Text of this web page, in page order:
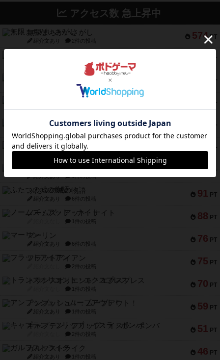
アクセス数 急上昇中
574 PT
無限まちがいさがし
紹介文あり 2件の投稿
PT
2件の投稿
PT
アンダー・ザ・テーブラー
1件の投稿
PT
紹介文あり 8件の投稿
PT
セミファイナル ～お前はまだ生きている～
PT
ワン・トゥ・ファイブ
91 PT
南北戦争
紹介文あり 1件の投稿
91 PT
ふたつの城の物語
紹介文あり 6件の投稿
88 PT
ノームズ・アット・ナイト
1件の投稿
76 PT
マーリン
紹介文あり 6件の投稿
75 PT
フラットアイアン
2件の投稿
70 PT
トランスオリエント・エクスプレス
1件の投稿
59 PT
アンブッシュ！：ムーブアウト！
紹介文あり 1件の投稿
51 PT
キャプテン・フリップ：イスラ・ボンバ
2件の投稿
46 PT
ガルフストライク
紹介文あり 1件の投稿